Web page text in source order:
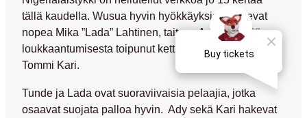
tällä kaudella. Wusua hyvin hyökkäyksissä tukevat
nopea Mika ”Lada” Lahtinen, taitava Ady ja kevään
loukkaantumisesta toipunut kettumaisen viekas
Tommi Kari.
Tunde ja Lada ovat suoraviivaisia pelaajia, jotka
osaavat suojata palloa hyvin. Ady sekä Kari hakevat